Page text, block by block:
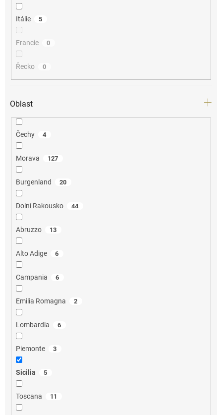
Itálie 5
Francie 0
Řecko 0
Oblast
Čechy 4
Morava 127
Burgenland 20
Dolní Rakousko 44
Abruzzo 13
Alto Adige 6
Campania 6
Emilia Romagna 2
Lombardia 6
Piemonte 3
Sicilia 5
Toscana 11